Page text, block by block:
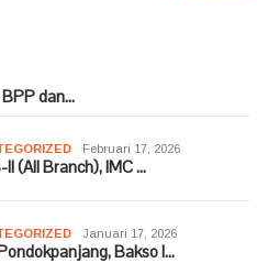
BPP dan…
Februari 17, 2026
(All Branch), IMC …
Januari 17, 2026
Bakso I…